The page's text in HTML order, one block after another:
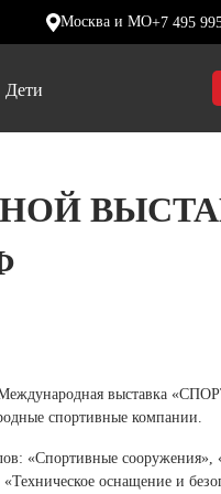
Москва и МО+7 495
Дети
округ (3)
Челябинская
выставка
спортивные компании.
«Спортивные
оснащение и